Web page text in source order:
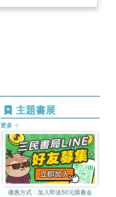
主題書展
更多
優惠方式： 加入即送50元購書金